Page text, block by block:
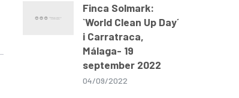
Finca Solmark:
`World Clean Up Day´
i Carratraca,
Málaga- 19
september 2022
04/09/2022